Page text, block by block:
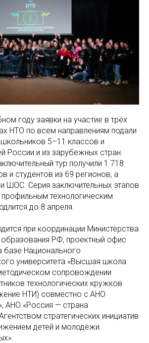
году заявки на участие в трёх
НТО по всем направлениям подали
5–11 классов и
России и из зарубежных стран.
тур получили 1 718
и студентов из 69 регионов, а
ШОС. Серия заключительных этапов
технологическим
до 8 апреля.
при координации Министерства
РФ, проектный офис
базе Национального
университета «Высшая школа
сопровождении
технологических кружков
НТИ) совместно с АНО
АНО «Россия — страна
стратегических инициатив
детей и молодёжи